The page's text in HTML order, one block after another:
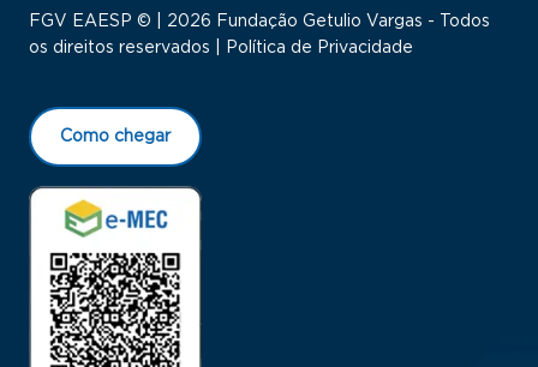
FGV EAESP © | 2026 Fundação Getulio Vargas - Todos
os direitos reservados |
Política de Privacidade
Como chegar